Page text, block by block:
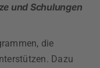
und Schulungen
die
Dazu